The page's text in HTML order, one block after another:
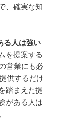
、確実な知
る人は強い
を提案する
営業にも必
供するだけ
踏まえた提
がある人は